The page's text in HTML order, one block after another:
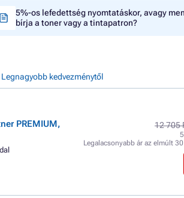
5%-os lefedettség nyomtatáskor, avagy
bírja a toner vagy a tintapatron?
Legnagyobb kedvezménytől
PREMIUM,
12 705
Legalacsonyabb ár az elmúlt